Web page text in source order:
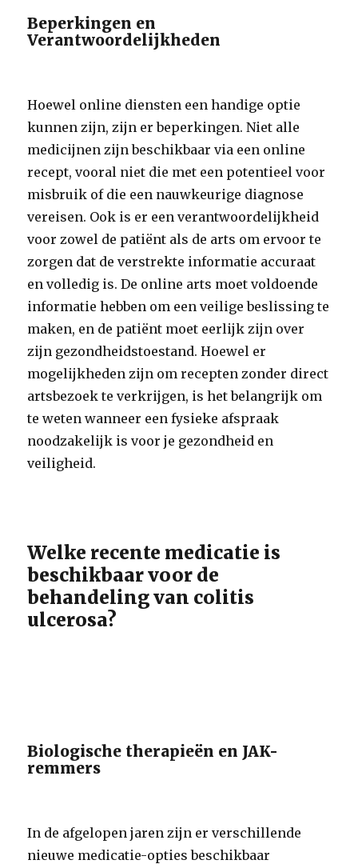
Beperkingen en
Verantwoordelijkheden
Hoewel online diensten een handige optie
kunnen zijn, zijn er beperkingen. Niet alle
medicijnen zijn beschikbaar via een online
recept, vooral niet die met een potentieel voor
misbruik of die een nauwkeurige diagnose
vereisen. Ook is er een verantwoordelijkheid
voor zowel de patiënt als de arts om ervoor te
zorgen dat de verstrekte informatie accuraat
en volledig is. De online arts moet voldoende
informatie hebben om een veilige beslissing te
maken, en de patiënt moet eerlijk zijn over
zijn gezondheidstoestand. Hoewel er
mogelijkheden zijn om recepten zonder direct
artsbezoek te verkrijgen, is het belangrijk om
te weten wanneer een fysieke afspraak
noodzakelijk is voor je gezondheid en
veiligheid.
Welke recente medicatie is
beschikbaar voor de
behandeling van colitis
ulcerosa?
Biologische therapieën en JAK-
remmers
In de afgelopen jaren zijn er verschillende
nieuwe medicatie-opties beschikbaar